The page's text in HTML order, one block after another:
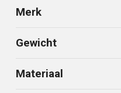
Merk
Gewicht
Materiaal